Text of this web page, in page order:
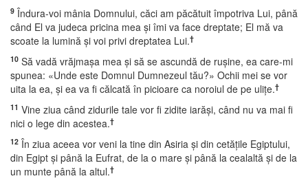
9 Îndura-voi mânia Domnului, căci am păcătuit împotriva Lui, până
când El va judeca pricina mea şi îmi va face dreptate; El mă va
scoate la lumină şi voi privi dreptatea Lui.†
10 Să vadă vrăjmaşa mea şi să se ascundă de ruşine, ea care-mi
spunea: «Unde este Domnul Dumnezeul tău?» Ochii mei se vor
uita la ea, şi ea va fi călcată în picioare ca noroiul de pe uliţe.†
11 Vine ziua când zidurile tale vor fi zidite iarăşi, când nu va mai fi
nici o lege din acestea.†
12 În ziua aceea vor veni la tine din Asiria şi din cetăţile Egiptului,
din Egipt şi până la Eufrat, de la o mare şi până la cealaltă şi de la
un munte până la altul.†